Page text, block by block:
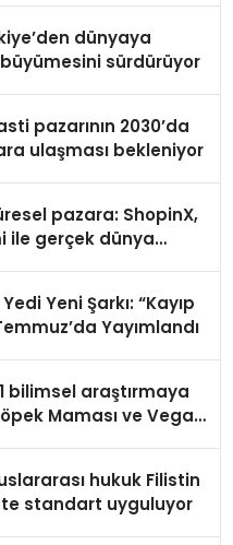
dünyaya
sürdürüyor
pazarının 2030’da
ulaşması bekleniyor
pazara: ShopinX,
ile gerçek dünya
Yeni Şarkı: “Kayıp
Yayımlandı
bilimsel araştırmaya
Maması ve Vegan
hukuk Filistin
standart uyguluyor